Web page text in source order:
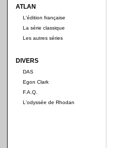
ATLAN
L'édition française
La série classique
Les autres séries
DIVERS
DAS
Egon Clark
F.A.Q.
L'odyssée de Rhodan